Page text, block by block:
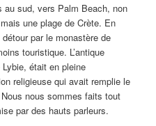
au sud, vers Palm Beach, non
une plage de Crète. En
par le monastère de
touristique. L’antique
était en pleine
religieuse qui avait remplie le
nous sommes faits tout
par des hauts parleurs.